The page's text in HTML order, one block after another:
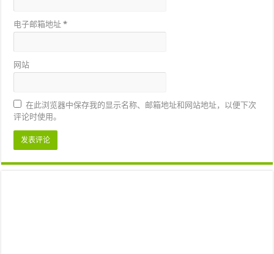
电子邮箱地址*
网站
在此浏览器中保存我的显示名称、邮箱地址和网站地址，以便下次
评论时使用。